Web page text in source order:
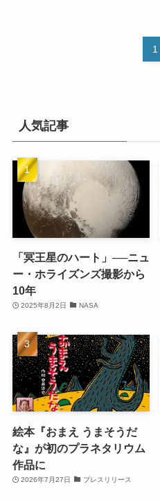
1
人気記事
「冥王星のハート」──ニュ
ー・ホライズンズ撮影から
10年
2025年8月2日 NASA
絵本『おまえ うまそうだ
な』が初のプラネタリウム
作品に
2026年7月27日 プレスリリース